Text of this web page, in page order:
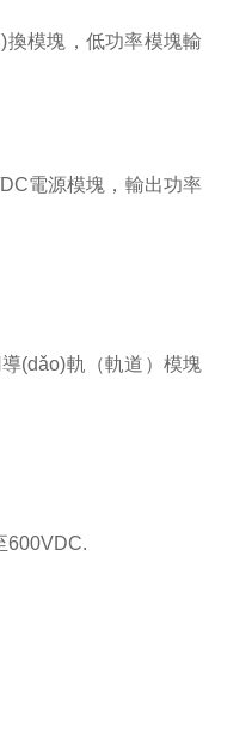
模塊，低功率模塊輸
模塊，輸出功率
(dǎo)軌（軌道）模塊
600VDC.